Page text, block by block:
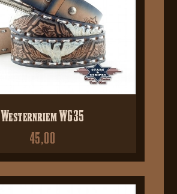
Westernriem WG35
45,00